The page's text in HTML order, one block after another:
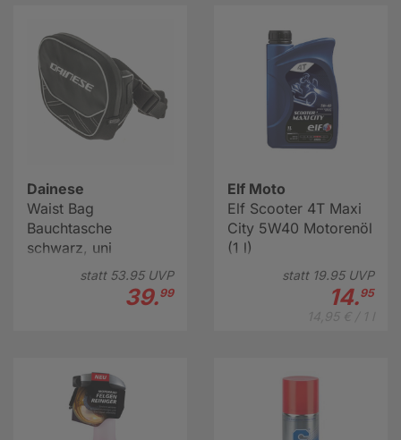
Dainese
Waist Bag
Bauchtasche
schwarz, uni
statt 53.95UVP
39.99
Elf Moto
Elf Scooter 4T Maxi
City 5W40 Motorenöl
(1 l)
statt 19.95UVP
14.95